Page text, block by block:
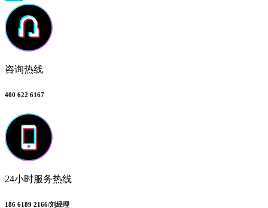
咨询热线
400 622 6167
24小时服务热线
186 6189 2166/刘经理